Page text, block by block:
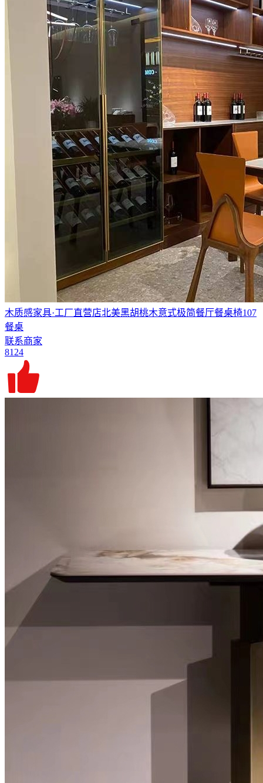
木质感家具·工厂直营店北美黑胡桃木意式极简餐厅餐桌椅107
餐桌
联系商家
8124